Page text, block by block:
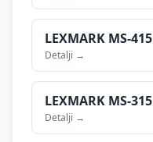
LEXMARK MS-415
Detalji →
LEXMARK MS-315
Detalji →